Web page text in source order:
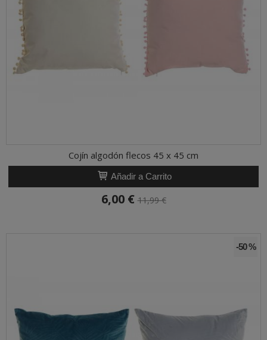
Cojín algodón flecos 45 x 45 cm
Añadir a Carrito
6,00 €11,99 €
-50 %